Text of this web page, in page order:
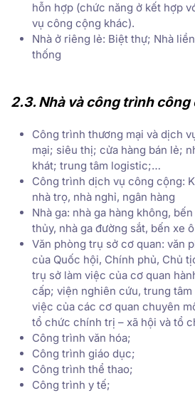
hỗn hợp (chức năng ở kết hợp
vụ công cộng khác).
Nhà ở riêng lẻ: Biệt thự; Nhà
thống
2.3. Nhà và công trình công
Công trình thương mại và dịch
mại; siêu thị; cửa hàng bán lẻ;
khát; trung tâm logistic;…
Công trình dịch vụ công cộng:
nhà trọ, nhà nghỉ, ngân hàng
Nhà ga: nhà ga hàng không,
thủy, nhà ga đường sắt, bến xe
Văn phòng trụ sở cơ quan: văn
của Quốc hội, Chính phủ, Chủ
trụ sở làm việc của cơ quan
cấp; viện nghiên cứu, trung
việc của các cơ quan chuyên
tổ chức chính trị – xã hội và tổ
Công trình văn hóa;
Công trình giáo dục;
Công trình thể thao;
Công trình y tế;